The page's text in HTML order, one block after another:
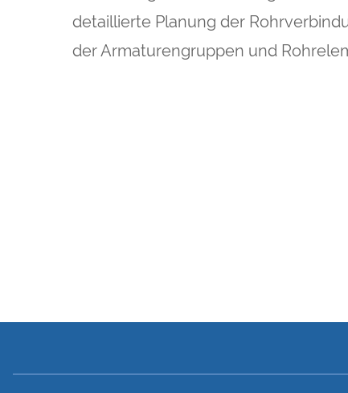
detaillierte Planung der
der Armaturengruppen und